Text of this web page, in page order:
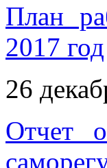
План
2017 год
26
Отчет о